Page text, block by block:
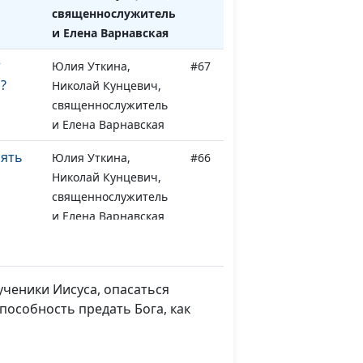
священнослужитель
и Елена Варнавская
Юлия Уткина,
Николай Кунцевич,
священнослужитель
и Елена Варнавская
#67
Юлия Уткина,
Николай Кунцевич,
священнослужитель
и Елена Варнавская
#66
Николай Кунцевич,
священнослужитель
и Елена Варнавская
Иисуса, опасаться
предать Бога, как